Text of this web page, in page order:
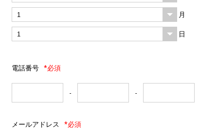
月
日
電話番号 *必須
- -
メールアドレス *必須